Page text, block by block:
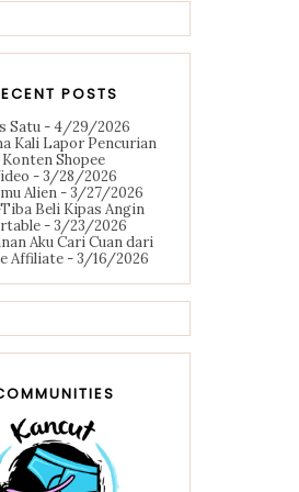
POSTS
Satu- 4/29/2026
Kali Lapor Pencurian
Konten Shopee
- 3/28/2026
Alien - 3/27/2026
Beli Kipas Angin
- 3/23/2026
Aku Cari Cuan dari
Affiliate - 3/16/2026